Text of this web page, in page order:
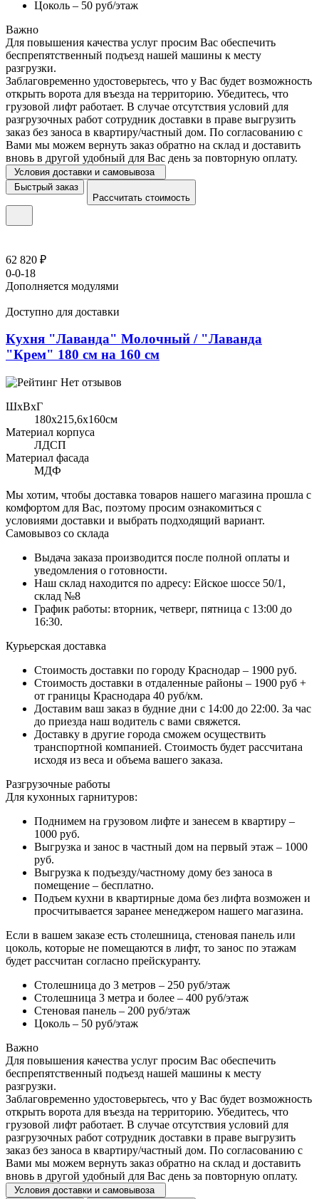
Цоколь – 50 руб/этаж
Важно
Для повышения качества услуг просим Вас обеспечить
беспрепятственный подъезд нашей машины к месту
разгрузки.
Заблаговременно удостоверьтесь, что у Вас будет возможность
открыть ворота для въезда на территорию. Убедитесь, что
грузовой лифт работает. В случае отсутствия условий для
разгрузочных работ сотрудник доставки в праве выгрузить
заказ без заноса в квартиру/частный дом. По согласованию с
Вами мы можем вернуть заказ обратно на склад и доставить
вновь в другой удобный для Вас день за повторную оплату.
Условия доставки и самовывоза
Быстрый заказ
Рассчитать стоимость
62 820 ₽
0-0-18
Дополняется модулями
Доступно для доставки
Кухня "Лаванда" Молочный / "Лаванда
"Крем" 180 см на 160 см
Нет отзывов
ШхВхГ
180x215,6х160см
Материал корпуса
ЛДСП
Материал фасада
МДФ
Мы хотим, чтобы доставка товаров нашего магазина прошла с
комфортом для Вас, поэтому просим ознакомиться с
условиями доставки и выбрать подходящий вариант.
Самовывоз со склада
Выдача заказа производится после полной оплаты и
уведомления о готовности.
Наш склад находится по адресу: Ейское шоссе 50/1,
склад №8
График работы: вторник, четверг, пятница с 13:00 до
16:30.
Курьерская доставка
Стоимость доставки по городу Краснодар – 1900 руб.
Стоимость доставки в отдаленные районы – 1900 руб +
от границы Краснодара 40 руб/км.
Доставим ваш заказ в будние дни с 14:00 до 22:00. За час
до приезда наш водитель с вами свяжется.
Доставку в другие города сможем осуществить
транспортной компанией. Стоимость будет рассчитана
исходя из веса и объема вашего заказа.
Разгрузочные работы
Для кухонных гарнитуров:
Поднимем на грузовом лифте и занесем в квартиру –
1000 руб.
Выгрузка и занос в частный дом на первый этаж – 1000
руб.
Выгрузка к подъезду/частному дому без заноса в
помещение – бесплатно.
Подъем кухни в квартирные дома без лифта возможен и
просчитывается заранее менеджером нашего магазина.
Если в вашем заказе есть столешница, стеновая панель или
цоколь, которые не помещаются в лифт, то занос по этажам
будет рассчитан согласно прейскуранту.
Столешница до 3 метров – 250 руб/этаж
Столешница 3 метра и более – 400 руб/этаж
Стеновая панель – 200 руб/этаж
Цоколь – 50 руб/этаж
Важно
Для повышения качества услуг просим Вас обеспечить
беспрепятственный подъезд нашей машины к месту
разгрузки.
Заблаговременно удостоверьтесь, что у Вас будет возможность
открыть ворота для въезда на территорию. Убедитесь, что
грузовой лифт работает. В случае отсутствия условий для
разгрузочных работ сотрудник доставки в праве выгрузить
заказ без заноса в квартиру/частный дом. По согласованию с
Вами мы можем вернуть заказ обратно на склад и доставить
вновь в другой удобный для Вас день за повторную оплату.
Условия доставки и самовывоза